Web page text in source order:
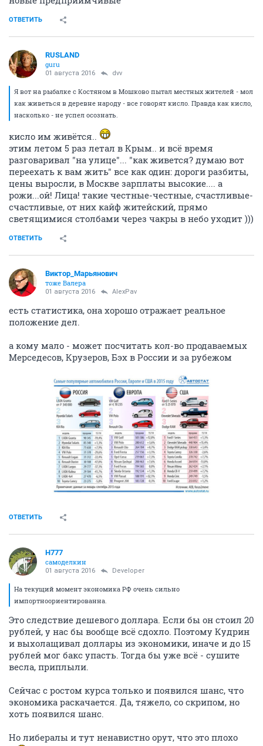
ОТВЕТИТЬ
RUSLAND
guru
01 августа 2016 dvv
Я вот на рыбалке с Костяном в Мошково пытал местных жителей - мол
как живеться в деревне народу - все говорят кисло. Правда как кисло,
насколько - не успел осознать.
кисло им живётся..
этим летом 5 раз летал в Крым.. и всё время
разговаривал "на улице"... "как живется? думаю вот
переехать к вам жить" все как один: дороги разбиты,
цены выросли, в Москве зарплаты высокие.... а
рожи...ой! Лица! такие честные-честные, счастливые-
счастливые, от них кайф житейский, прямо
светящимися столбами через чакры в небо уходит )))
ОТВЕТИТЬ
Виктор_Марьянович
тоже Валера
01 августа 2016 AlexPav
есть статистика, она хорошо отражает реальное
положение дел.
а кому мало - может посчитать кол-во продаваемых
Мерседесов, Крузеров, Бэх в России и за рубежом
ОТВЕТИТЬ
H777
самоделкин
01 августа 2016 Developer
На текущий момент экономика РФ очень сильно
импортноориентированна.
Это следствие дешевого доллара. Если бы он стоил 20
рублей, у нас бы вообще всё сдохло. Поэтому Кудрин
и выхолащивал доллары из экономики, иначе и до 15
рублей мог бакс упасть. Тогда бы уже всё - сушите
весла, приплыли.
Сейчас с ростом курса только и появился шанс, что
экономика раскачается. Да, тяжело, со скрипом, но
хоть появился шанс.
Но либералы и тут ненавистно орут, что это плохо